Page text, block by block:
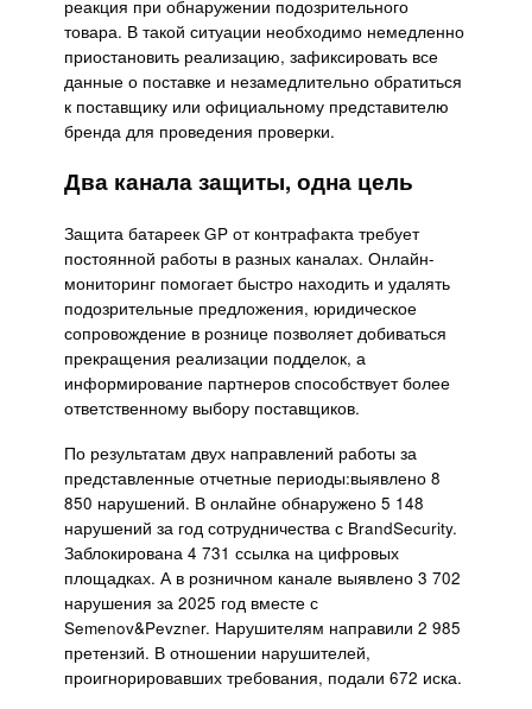
реакция при обнаружении подозрительного
товара. В такой ситуации необходимо немедленно
приостановить реализацию, зафиксировать все
данные о поставке и незамедлительно обратиться
к поставщику или официальному представителю
бренда для проведения проверки.
Два канала защиты, одна цель
Защита батареек GP от контрафакта требует
постоянной работы в разных каналах. Онлайн-
мониторинг помогает быстро находить и удалять
подозрительные предложения, юридическое
сопровождение в рознице позволяет добиваться
прекращения реализации подделок, а
информирование партнеров способствует более
ответственному выбору поставщиков.
По результатам двух направлений работы за
представленные отчетные периоды:выявлено 8
850 нарушений. В онлайне обнаружено 5 148
нарушений за год сотрудничества с BrandSecurity.
Заблокирована 4 731 ссылка на цифровых
площадках. А в розничном канале выявлено 3 702
нарушения за 2025 год вместе с
Semenov&Pevzner. Нарушителям направили 2 985
претензий. В отношении нарушителей,
проигнорировавших требования, подали 672 иска.